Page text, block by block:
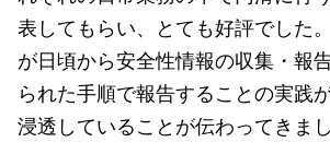
表してもらい、とても好評でした
が日頃から安全性情報の収集・報
られた手順で報告することの実践
浸透していることが伝わってきまし